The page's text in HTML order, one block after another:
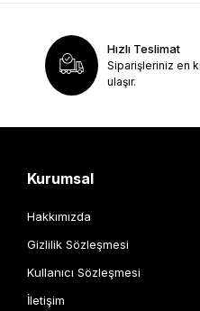
Hızlı Teslimat
Siparişleriniz en
ulaşır.
Kurumsal
Hakkımızda
Gizlilik Sözleşmesi
Kullanıcı Sözleşmesi
İletişim